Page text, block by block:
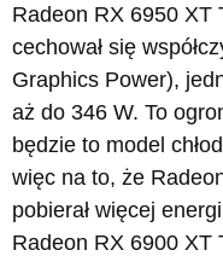
Radeon RX 6950 XT
cechował się
Graphics Power),
aż do 346 W. To
będzie to model
więc na to, że
pobierał więcej
Radeon RX 6900 XT